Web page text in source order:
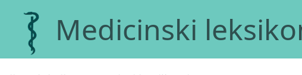
Medicinski